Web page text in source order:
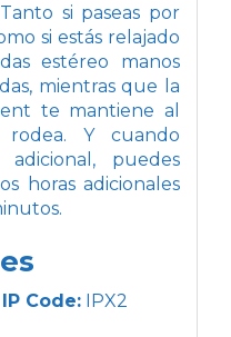
si paseas por
si estás relajado
estéreo manos
mientras que la
te mantiene al
Y cuando
puedes
horas adicionales
Code: IPX2